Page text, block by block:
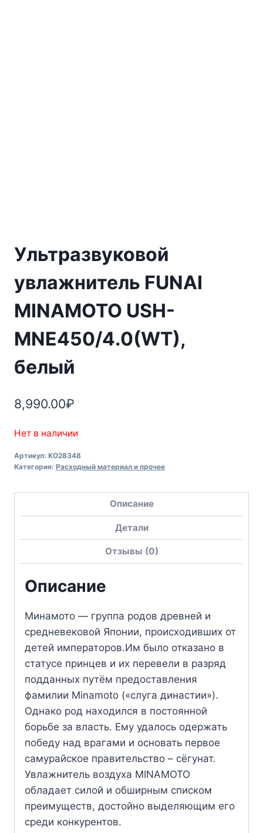
Ультразвуковой
увлажнитель FUNAI
MINAMOTO USH-
MNE450/4.0(WT),
белый
8,990.00₽
Нет в наличии
Артикул: KO28348
Категория: Расходный материал и прочее
Описание
Детали
Отзывы (0)
Описание
Минамото — группа родов древней и
средневековой Японии, происходивших от
детей императоров.Им было отказано в
статусе принцев и их перевели в разряд
подданных путём предоставления
фамилии Minamoto («слуга династии»).
Однако род находился в постоянной
борьбе за власть. Ему удалось одержать
победу над врагами и основать первое
самурайское правительство – сёгунат.
Увлажнитель воздуха MINAMOTO
обладает силой и обширным списком
преимуществ, достойно выделяющим его
среди конкурентов.